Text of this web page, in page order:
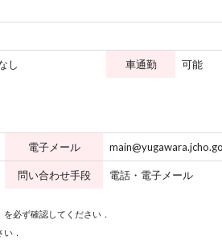
し 車通勤 可能
電子メール
問い合わせ手段 電話・電子メール
必ず確認してください．
．